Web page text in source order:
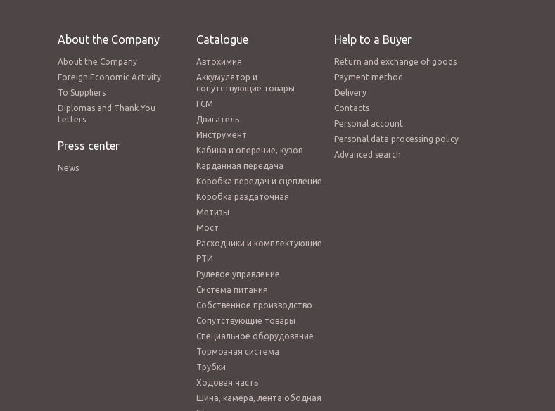
About the Company
About the Company
Foreign Economic Activity
To Suppliers
Diplomas and Thank You
Letters
Press center
News
Catalogue
Автохимия
Аккумулятор и
сопутствующие товары
ГСМ
Двигатель
Инструмент
Кабина и оперение, кузов
Карданная передача
Коробка передач и сцепление
Коробка раздаточная
Метизы
Мост
Расходники и комплектующие
РТИ
Рулевое управление
Система питания
Собственное производство
Сопутствующие товары
Специальное оборудование
Тормозная система
Трубки
Ходовая часть
Шина, камера, лента ободная
Help to a Buyer
Return and exchange of goods
Payment method
Delivery
Contacts
Personal account
Personal data processing policy
Advanced search